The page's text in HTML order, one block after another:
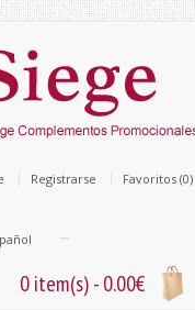
Registrarse Favoritos (0)
0 item(s) - 0.00€